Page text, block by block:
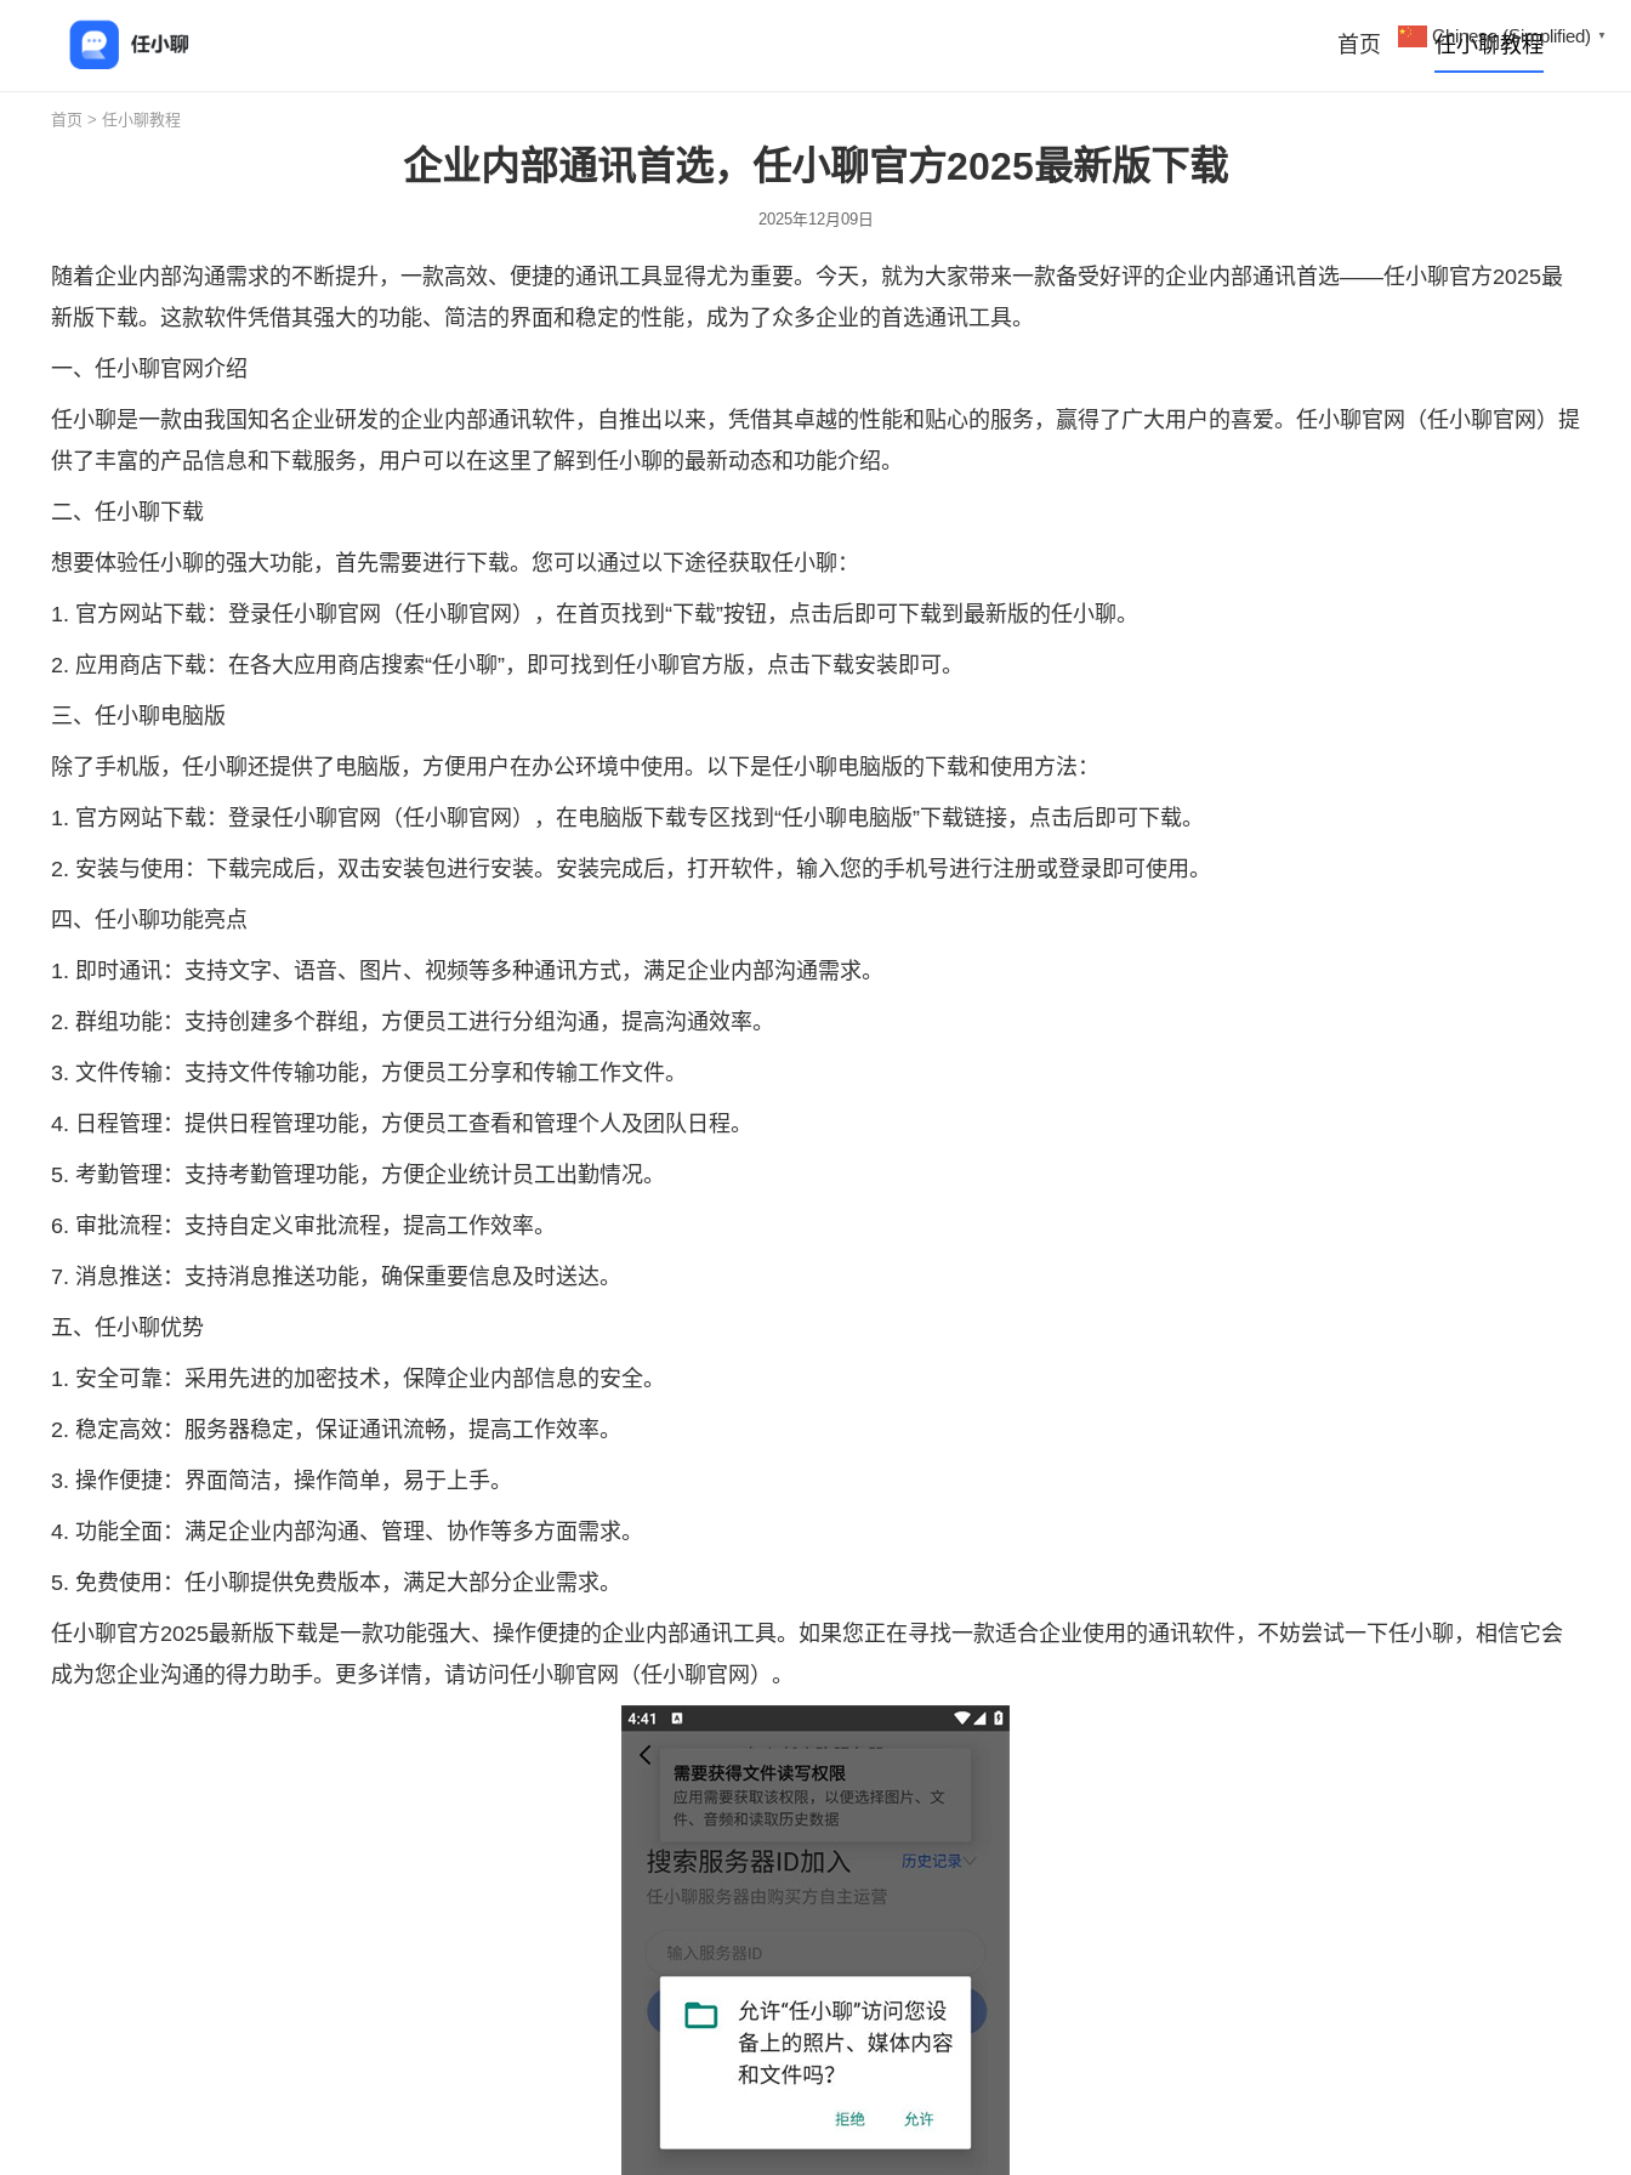
首页 任小聊教程
首页 > 任小聊教程
企业内部通讯首选，任小聊官方2025最新版下载
2025年12月09日
随着企业内部沟通需求的不断提升，一款高效、便捷的通讯工具显得尤为重要。今天，就为大家带来一款备受好评的企业内部通讯首选——任小聊官方2025最
新版下载。这款软件凭借其强大的功能、简洁的界面和稳定的性能，成为了众多企业的首选通讯工具。
一、 任小聊官网介绍
任小聊是一款由我国知名企业研发的企业内部通讯软件，自推出以来，凭借其卓越的性能和贴心的服务，赢得了广大用户的喜爱。任小聊官网（任小聊官网）提
供了丰富的产品信息和下载服务，用户可以在这里了解到任小聊的最新动态和功能介绍。
二、 任小聊下载
想要体验任小聊的强大功能，首先需要进行下载。您可以通过以下途径获取任小聊：
1. 官方网站下载：登录任小聊官网（任小聊官网），在首页找到“下载”按钮，点击后即可下载到最新版的任小聊。
2. 应用商店下载：在各大应用商店搜索“任小聊”，即可找到任小聊官方版，点击下载安装即可。
三、任小聊电脑版
除了手机版，任小聊还提供了电脑版，方便用户在办公环境中使用。以下是任小聊电脑版的下载和使用方法：
1. 官方网站下载：登录任小聊官网（任小聊官网），在电脑版下载专区找到“任小聊电脑版”下载链接，点击后即可下载。
2. 安装与使用：下载完成后，双击安装包进行安装。安装完成后，打开软件，输入您的手机号进行注册或登录即可使用。
四、任小聊功能亮点
1. 即时通讯：支持文字、语音、图片、视频等多种通讯方式，满足企业内部沟通需求。
2. 群组功能：支持创建多个群组，方便员工进行分组沟通，提高沟通效率。
3. 文件传输：支持文件传输功能，方便员工分享和传输工作文件。
4. 日程管理：提供日程管理功能，方便员工查看和管理个人及团队日程。
5. 考勤管理：支持考勤管理功能，方便企业统计员工出勤情况。
6. 审批流程：支持自定义审批流程，提高工作效率。
7. 消息推送：支持消息推送功能，确保重要信息及时送达。
五、任小聊优势
1. 安全可靠：采用先进的加密技术，保障企业内部信息的安全。
2. 稳定高效：服务器稳定，保证通讯流畅，提高工作效率。
3. 操作便捷：界面简洁，操作简单，易于上手。
4. 功能全面：满足企业内部沟通、管理、协作等多方面需求。
5. 免费使用：任小聊提供免费版本，满足大部分企业需求。
任小聊官方2025最新版下载是一款功能强大、操作便捷的企业内部通讯工具。如果您正在寻找一款适合企业使用的通讯软件，不妨尝试一下任小聊，相信它会
成为您企业沟通的得力助手。更多详情，请访问任小聊官网（任小聊官网）。
Chinese (Simplified) ▼